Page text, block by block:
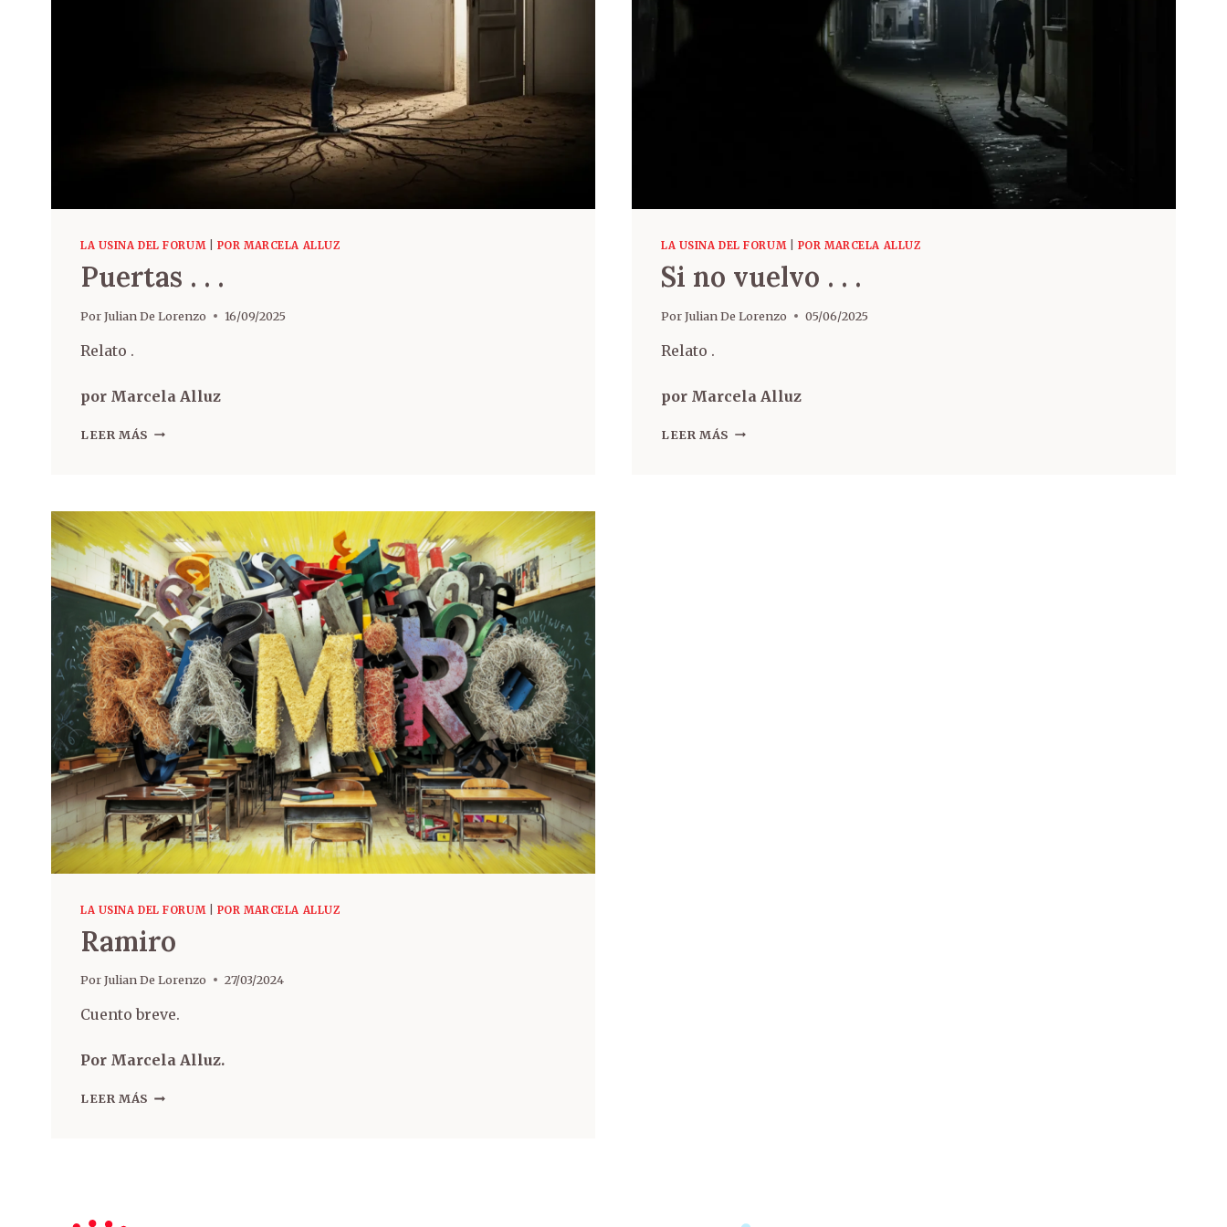
LA USINA DEL FORUM| POR MARCELA ALLUZ
Puertas . . .
PorJulian De Lorenzo 16/09/2025
Relato .
por Marcela Alluz
LEER MÁS
LA USINA DEL FORUM| POR MARCELA ALLUZ
Si no vuelvo . . .
PorJulian De Lorenzo 05/06/2025
Relato .
por Marcela Alluz
LEER MÁS
LA USINA DEL FORUM| POR MARCELA ALLUZ
Ramiro
PorJulian De Lorenzo 27/03/2024
Cuento breve.
Por Marcela Alluz.
LEER MÁS